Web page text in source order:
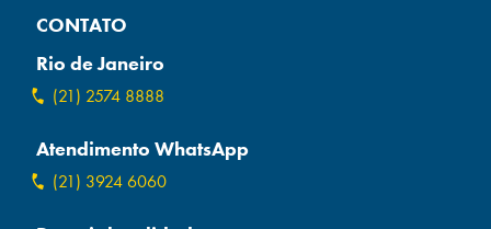
CONTATO
Rio de Janeiro
(21) 2574 8888
Atendimento WhatsApp
(21) 3924 6060